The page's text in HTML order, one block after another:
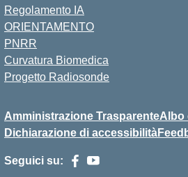
Regolamento IA
ORIENTAMENTO
PNRR
Curvatura Biomedica
Progetto Radiosonde
Amministrazione TrasparenteAlbo
Dichiarazione di accessibilità
Seguici su: